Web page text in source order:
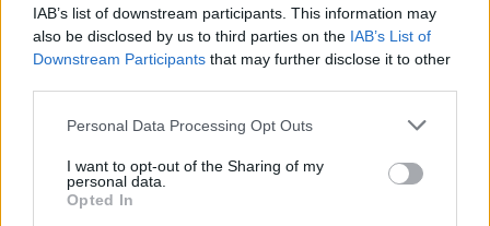
IAB’s list of downstream participants. This information may
also be disclosed by us to third parties on the IAB’s List of
Downstream Participants that may further disclose it to other
Personal Data Processing Opt Outs
I want to opt-out of the Sharing of my
personal data.
Opted In
λουλούδια στο κεφάλι θαμώνα που
Τουρίστας επιχείρησε να χρηματίσει υπάλληλο
επιχείρησης για του επιτρέψει να ασελγήσει σε